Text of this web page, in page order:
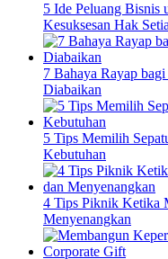
5 Ide Peluang
Kesuksesan Hak
7 Bahaya Rayap
Diabaikan
5 Tips Memilih
Kebutuhan
4 Tips Piknik Ketika
Menyenangkan